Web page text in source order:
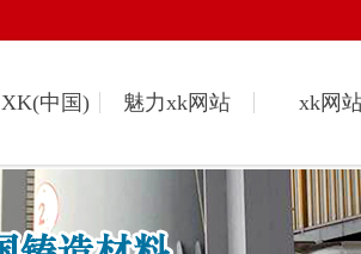
XK(中国) 魅力xk网站 xk网